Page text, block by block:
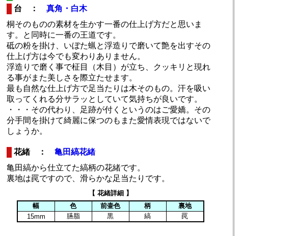
台 ：真角・白木
桐そのものの素材を生かす一番の仕上げ方だと思いま
す。と同時に一番の王道です。
砥の粉を掛け、いぼた蝋と浮造りで磨いて艶を出すその
仕上げ方は今でも変わりありません。
浮造りで磨く事で柾目（木目）が立ち、クッキリと現れ
る事がまた美しさを際立たせます。
最も自然な仕上げ方で足当たりは木そのもの。汗を吸い
取ってくれる分サラッとしていて気持ちが良いです。
・・・その代わり、足跡が付くというのはご愛嬌。その
分手間を掛けて綺麗に保つのもまた愛情表現ではないで
しょうか。
花緒 ：亀田縞花緒
亀田縞から仕立てた縞柄の花緒です。
裏地は罠ですので、滑らかな足当たりです。
【 花緒詳細 】
幅
色 前壷色 柄
裏地
15mm
臙脂 黒 縞 罠